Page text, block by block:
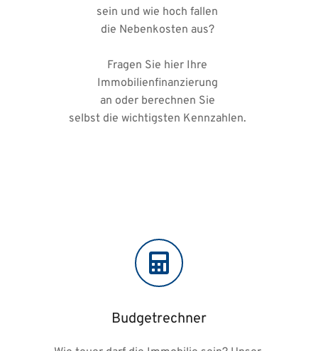
sein und wie hoch fallen
die Nebenkosten aus?
Fragen Sie hier Ihre
Immobilienfinanzierung
an oder berechnen Sie
selbst die wichtigsten Kennzahlen.
Budgetrechner